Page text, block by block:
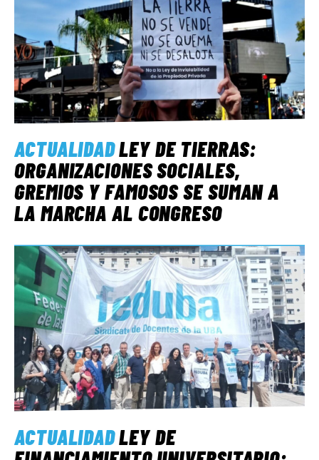
ACTUALIDADLEY DE TIERRAS:
ORGANIZACIONES SOCIALES,
GREMIOS Y FAMOSOS SE SUMAN A
LA MARCHA AL CONGRESO
ACTUALIDADLEY DE